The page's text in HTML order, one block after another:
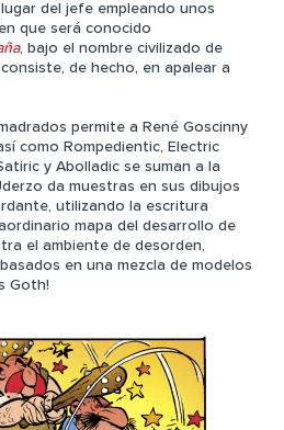
del jefe empleando unos
que será conocido
, bajo el nombre civilizado de
de hecho, en apalear a
permite a René Goscinny
como Rompedientic, Electric
y Abolladic se suman a la
da muestras en sus dibujos
utilizando la escritura
mapa del desarrollo de
el ambiente de desorden,
en una mezcla de modelos
Goth!